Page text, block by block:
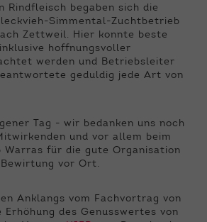
Rindfleisch begaben sich die
Simmental-Zuchtbetrieb
Zettweil. Hier konnte beste
hoffnungsvoller
werden und Betriebsleiter
geduldig jede Art von
Tag - wir bedanken uns noch
und vor allem beim
Warras für die gute Organisation
vor Ort.
Anklangs vom Fachvortrag von
Erhöhung des Genusswertes von